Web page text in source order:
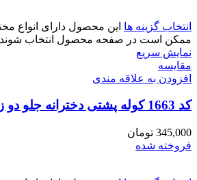
انتخاب گزینه ها این محصول دارای انواع
ممکن است در صفحه محصول انتخاب شوند
نمایش سریع
مقايسه
افزودن به علاقه مندی
کد 1663 کوله پشتی دخترانه جلو دو زیپ
345,000 تومان
فروخته شده